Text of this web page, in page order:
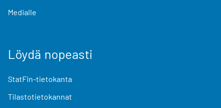
Medialle
Löydä nopeasti
StatFin-tietokanta
Tilastotietokannat